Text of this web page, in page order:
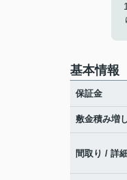
基本情報
保証金
敷金積み増
間取り / 詳